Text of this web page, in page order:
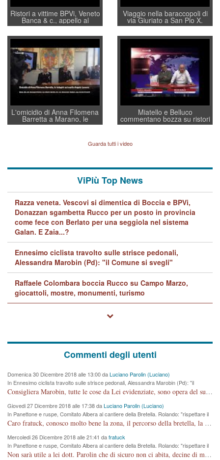
Ristori a vittime BPVi, Veneto
Banca & c., appello al
sottosegretario Alessio
Villarosa: per mettere ordine
convochi con Di Maio CNCU
a supporto della cabina di
regia al Mef
Viaggio nella baraccopoli di
via Giuriato a San Pio X.
Vicenza ai Vicentini: “faremo
un regalo di Natale ai
residenti”
L'omicidio di Anna Filomena
Barretta a Marano, le
indagini dei carabinieri di
Lavarra: più avvincenti di
quelle di... Barbara D'Urso
Miatello e Belluco
commentano bozza su ristori
BPVi e Veneto Banca
Guarda tutti i video
ViPiù Top News
Razza veneta. Vescovi si dimentica di Boccia e BPVi,
Donazzan sgambetta Rucco per un posto in provincia
come fece con Berlato per una seggiola nel sistema
Galan. E Zaia...?
Ennesimo ciclista travolto sulle strisce pedonali,
Alessandra Marobin (Pd): "il Comune si svegli"
Raffaele Colombara boccia Rucco su Campo Marzo,
giocattoli, mostre, monumenti, turismo
Commenti degli utenti
Domenica 30 Dicembre 2018 alle 13:00 daLuciano Parolin (Luciano)
In Ennesimo ciclista travolto sulle strisce pedonali, Alessandra Marobin (Pd): "il
Comune si svegli"
Consigliera Marobin, tutte le cose da Lei evidenziate, sono opera del suo ex Assessore e compagno di Partito Antonio Marco Dalla Pozza Assessore alla "progettazione" di piste ciclabili e altre porcherie. A lui manderei il conto da saldare per incidenti e danni alle persone. E' ora che "finiamola." Avete perso rassegnatevi. qui IL SINDACO RUCCO NON C'ENTRA PER NIENTE. CAPITO!!!!!!!! Amen.
Giovedi 27 Dicembre 2018 alle 17:38 daLuciano Parolin (Luciano)
In Panettone e ruspe, Comitato Albera al cantiere della Bretella. Rolando: "rispettare il
cronoprogramma"
Caro fratuck, conosco molto bene la zona, il percorso della bretella, la situazione dei cittadini, abito in Viale Trento. A partire dal 2003 ho partecipato al Comitato di Maddalene pro bretella, e a riunioni propositive per apportare modifiche al progetto. Numerose mie foto del territorio sono arrivate a Roma, altri miei interventi (non graditi dalla Sx) sono stati pubblicati dal GdV, assieme ad altri come Ciro Asproso, ora favorevole alla bretella. Ho partecipato alla raccolta firme per la chiusura della strada x 5 giorni eseguita dal Sindaco Hullwech per sforamento 180 Micro/g. Pertanto come impegno per la tematica sono apposto con la coscienza. Ora il Progetto è partito, fine! Voglio dire che la nuova Giunta "comunale" non c'entra più. L'opera sarà "malauguratamente" eseguita, ma non con il mio placet. Il Consigliere Comunale dovrebbe capire che la campagna elettorale è finita, con buona pace di tutti. Quello che invece dovrebbe interessare è la proprietà della strada, dall'uscita autostradale Ovest, sino alla Rotatoria dell'Albara, vi sono tre possessori: Autostrade SpA; La Provincia, il Comune. Come la mettiamo per il futuro ? I costi, da 50 sono saliti a 100 milioni di € come dire 20 milioni a KM (!) da non credere. Comunque si farà. Ma nessuno canti Vittoria, anzi meglio non farne un ulteriore fatto "partitico" per questioni elettorali o di seggio. Se mi manda la sua mail, sono disponibile ad inviare i documenti e le foto sopra descritte. Con ossequi, Luciano Parolin
Mercoledi 26 Dicembre 2018 alle 21:41 dafratuck
In Panettone e ruspe, Comitato Albera al cantiere della Bretella. Rolando: "rispettare il
cronoprogramma"
Non sarà utile a lei dott. Parolin che di sicuro non ci abita, decine di migliaia di TIR, automobili e padroncini che passano quotidianamente per una strada appena rotabile, non è più possibile stendere i panni, attraversare la strada senza rischiare la morte, le case stanno crepando, i tempi sono cambiati e la bretella non passerà assolutamente per maddalene (ma cosa sta a dire?!), dia invece responsabilità a chi ha costruito tagliando la strada che doveva invece terminare a isola vicentina e non al moracchino lasciando Motta di Costabissara ancora in panne di traffico. I tempi sono cambiati dottore e se l'anagrafe della vita stagna nell'essere umano impressioni conservatrici, la società non le considera perchè va avanti, si industrializza e ha bisogno di infrastrutture e di sviluppo. Ultima considerazione, se è geloso di Rolando perchè vede in lui solo campagne politiche mentre si difendono i SOLI diritti dei cittadini, la preghiamo faccia considerazioni più appropriate. Saluti e complimenti per i suoi scritti.